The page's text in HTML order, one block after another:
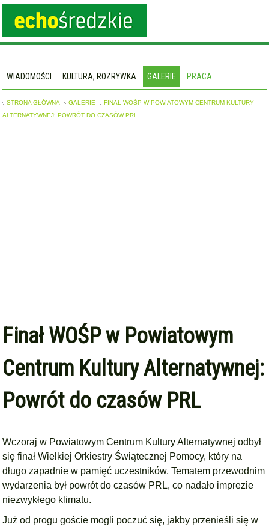
WIADOMOŚCI KULTURA, ROZRYWKA GALERIE PRACA
STRONA GŁÓWNA GALERIE
FINAŁ WOŚP W POWIATOWYM CENTRUM KULTURY
ALTERNATYWNEJ: POWRÓT DO CZASÓW PRL
Finał WOŚP w Powiatowym
Centrum Kultury Alternatywnej:
Powrót do czasów PRL
Wczoraj w Powiatowym Centrum Kultury Alternatywnej odbył
się finał Wielkiej Orkiestry Świątecznej Pomocy, który na
długo zapadnie w pamięć uczestników. Tematem przewodnim
wydarzenia był powrót do czasów PRL, co nadało imprezie
niezwykłego klimatu.
Już od progu goście mogli poczuć się, jakby przenieśli się w